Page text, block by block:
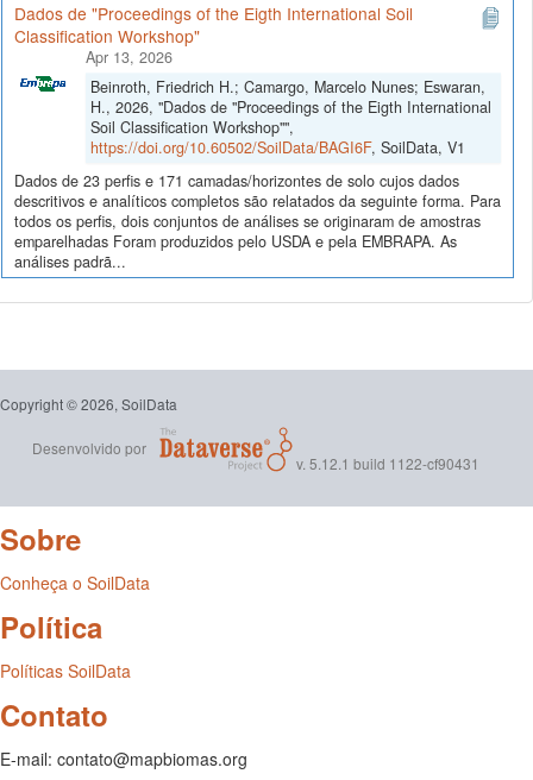
Dados de "Proceedings of the Eigth International Soil
Classification Workshop"
Apr 13, 2026
Beinroth, Friedrich H.; Camargo, Marcelo Nunes; Eswaran,
H., 2026, "Dados de "Proceedings of the Eigth International
Soil Classification Workshop"",
https://doi.org/10.60502/SoilData/BAGI6F, SoilData, V1
Dados de 23 perfis e 171 camadas/horizontes de solo cujos dados
descritivos e analíticos completos são relatados da seguinte forma. Para
todos os perfis, dois conjuntos de análises se originaram de amostras
emparelhadas Foram produzidos pelo USDA e pela EMBRAPA. As
análises padrã...
Copyright © 2026, SoilData
Desenvolvido por
v. 5.12.1 build 1122-cf90431
Sobre
Conheça o SoilData
Política
Políticas SoilData
Contato
E-mail: contato@mapbiomas.org